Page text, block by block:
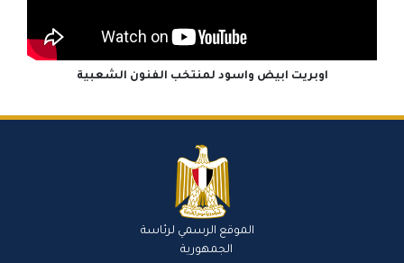
اوبريت ابيض واسود لمنتخب الفنون الشعبية
الموقع الرسمي لرئاسة
الجمهورية